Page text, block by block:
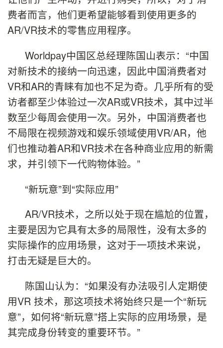
费者而言，他们更希望能够看到使用更多的
AR/VR技术的零售应用程序。
Worldpay中国区总经理陈国山表示：“中国
对新技术的接纳一向迅速，因此中国消费者对
VR和AR的青睐有加也不足为奇。几乎所有的受
访者都至少体验过一次AR或VR技术，其中过半
数至少每周会使用一次。另外，中国消费者也
不局限在视频游戏和娱乐领域使用VR/AR，他
们也推动着AR和VR技术在各种商业应用的新需
求，并引领下一代购物体验。”
“新玩意”到“实际应用”
AR/VR技术，之所以处于现在尴尬的位置，
主要是因为它具有太多的局限性，没有太多的
实际操作的应用场景，这对于一项技术来说，
打击无疑是巨大的。
陈国山认为：“如果没有办法吸引人定期使
用VR 技术，那这项技术将始终只是一个“新玩
意”，如何将“新玩意”搭上实际的应用场景，是
其完成身份转变的重要环节。”